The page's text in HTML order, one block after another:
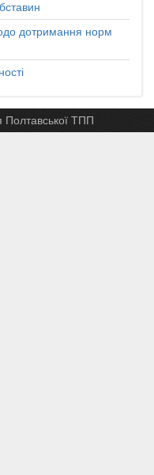
дотримання норм
Полтавської ТПП